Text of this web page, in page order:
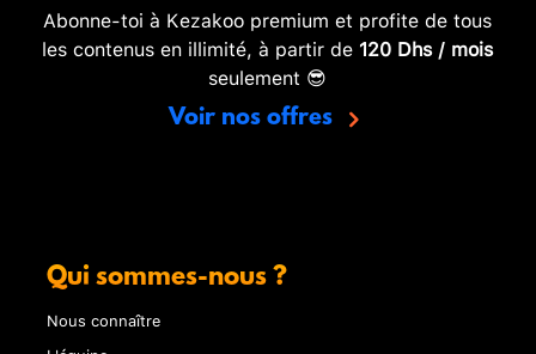
Abonne-toi à Kezakoo premium et profite de tous
les contenus en illimité, à partir de 120 Dhs / mois
seulement 😎
Voir nos offres
Qui sommes-nous ?
Nous connaître